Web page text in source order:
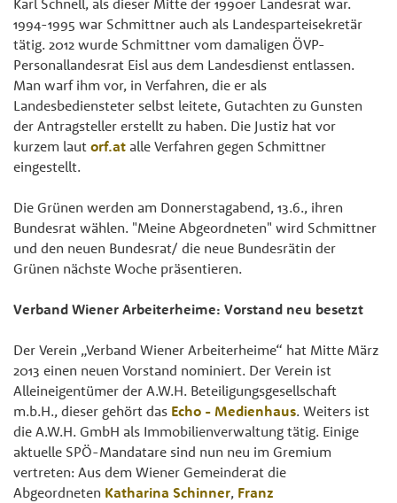
Karl Schnell, als dieser Mitte der 1990er Landesrat war.
1994-1995 war Schmittner auch als Landesparteisekretär
tätig. 2012 wurde Schmittner vom damaligen ÖVP-
Personallandesrat Eisl aus dem Landesdienst entlassen.
Man warf ihm vor, in Verfahren, die er als
Landesbediensteter selbst leitete, Gutachten zu Gunsten
der Antragsteller erstellt zu haben. Die Justiz hat vor
kurzem laut orf.at alle Verfahren gegen Schmittner
eingestellt.
Die Grünen werden am Donnerstagabend, 13.6., ihren
Bundesrat wählen. "Meine Abgeordneten" wird Schmittner
und den neuen Bundesrat/ die neue Bundesrätin der
Grünen nächste Woche präsentieren.
Verband Wiener Arbeiterheime: Vorstand neu besetzt
Der Verein „Verband Wiener Arbeiterheime“ hat Mitte März
2013 einen neuen Vorstand nominiert. Der Verein ist
Alleineigentümer der A.W.H. Beteiligungsgesellschaft
m.b.H., dieser gehört das Echo - Medienhaus. Weiters ist
die A.W.H. GmbH als Immobilienverwaltung tätig. Einige
aktuelle SPÖ-Mandatare sind nun neu im Gremium
vertreten: Aus dem Wiener Gemeinderat die
Abgeordneten Katharina Schinner, Franz